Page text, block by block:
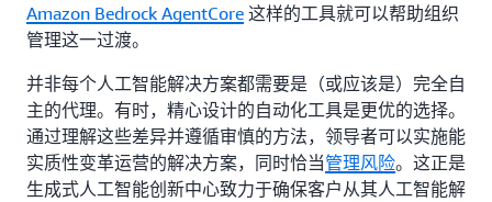
Amazon Bedrock AgentCore 这样的工具就可以帮助组织
管理这一过渡。
并非每个人工智能解决方案都需要是（或应该是）完全自
主的代理。有时，精心设计的自动化工具是更优的选择。
通过理解这些差异并遵循审慎的方法，领导者可以实施能
实质性变革运营的解决方案，同时恰当管理风险。这正是
生成式人工智能创新中心致力于确保客户从其人工智能解